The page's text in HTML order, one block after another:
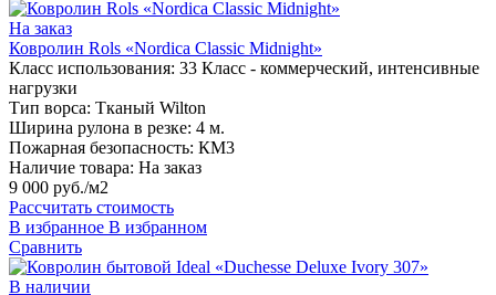
На заказ
Ковролин Rols «Nordica Classic Midnight»
Класс использования: 33 Класс - коммерческий, интенсивные
нагрузки
Тип ворса: Тканый Wilton
Ширина рулона в резке: 4 м.
Пожарная безопасность: КМ3
Наличие товара: На заказ
9 000 руб./м2
Рассчитать стоимость
В избранное В избранном
Сравнить
В наличии